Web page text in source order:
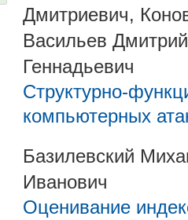
Дмитриевич,
Васильев
Геннадьевич
Структурно-
компьютерных
Базилевский
Иванович
Оценивание